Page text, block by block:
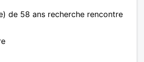
de 58 ans recherche rencontre